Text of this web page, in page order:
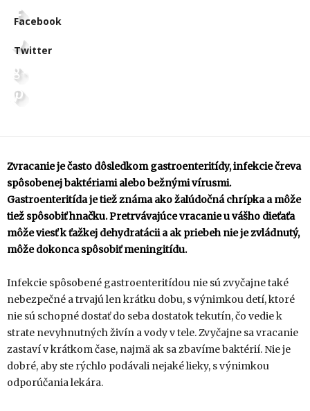
Facebook
Twitter
Zvracanie je často dôsledkom gastroenteritídy, infekcie čreva
spôsobenej baktériami alebo bežnými vírusmi.
Gastroenteritída je tiež známa ako žalúdočná chrípka a môže
tiež spôsobiť hnačku. Pretrvávajúce vracanie u vášho dieťaťa
môže viesť k ťažkej dehydratácii a ak priebeh nie je zvládnutý,
môže dokonca spôsobiť meningitídu.
Infekcie spôsobené gastroenteritídou nie sú zvyčajne také
nebezpečné a trvajú len krátku dobu, s výnimkou detí, ktoré
nie sú schopné dostať do seba dostatok tekutín, čo vedie k
strate nevyhnutných živín a vody v tele. Zvyčajne sa vracanie
zastaví v krátkom čase, najmä ak sa zbavíme baktérií. Nie je
dobré, aby ste rýchlo podávali nejaké lieky, s výnimkou
odporúčania lekára.